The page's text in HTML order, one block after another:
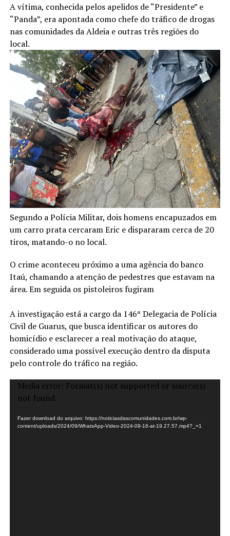
A vítima, conhecida pelos apelidos de “Presidente” e
“Panda”, era apontada como chefe do tráfico de drogas
nas comunidades da Aldeia e outras três regiões do
local.
Segundo a Polícia Militar, dois homens encapuzados em
um carro prata cercaram Eric e dispararam cerca de 20
tiros, matando-o no local.
O crime aconteceu próximo a uma agência do banco
Itaú, chamando a atenção de pedestres que estavam na
área. Em seguida os pistoleiros fugiram
A investigação está a cargo da 146ª Delegacia de Polícia
Civil de Guarus, que busca identificar os autores do
homicídio e esclarecer a real motivação do ataque,
considerado uma possível execução dentro da disputa
pelo controle do tráfico na região.
Tocador
Media error: Format(s) not supported or source(s)
not found
Fazer download do arquivo: https://noticiasdascomunidades.com.br/wp-
content/uploads/2024/09/WhatsApp-Video-2024-09-16-at-19.27.57.mp4?_=1